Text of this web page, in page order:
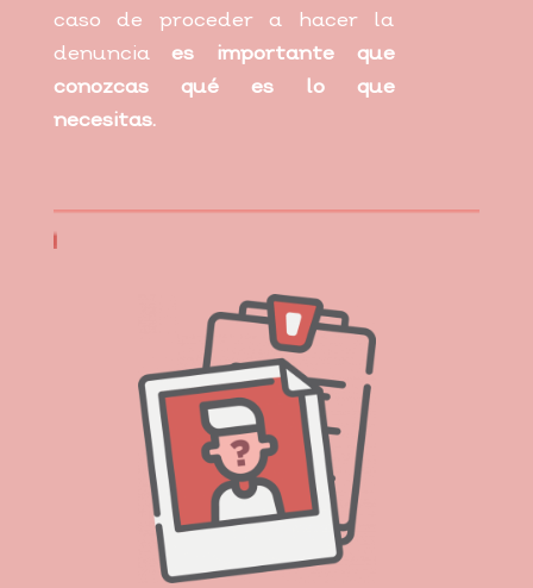
caso de proceder a hacer la
denuncia es importante que
conozcas qué es lo que
necesitas.